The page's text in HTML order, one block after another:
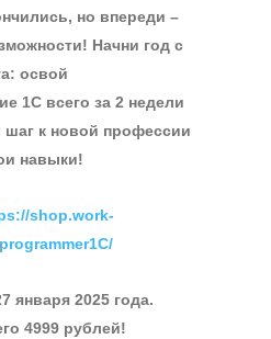
но впереди –
Начни год с
освой
1С всего за 2 недели
к новой профессии
навыки!
shop.work-
января 2025 года.
4999 рублей!